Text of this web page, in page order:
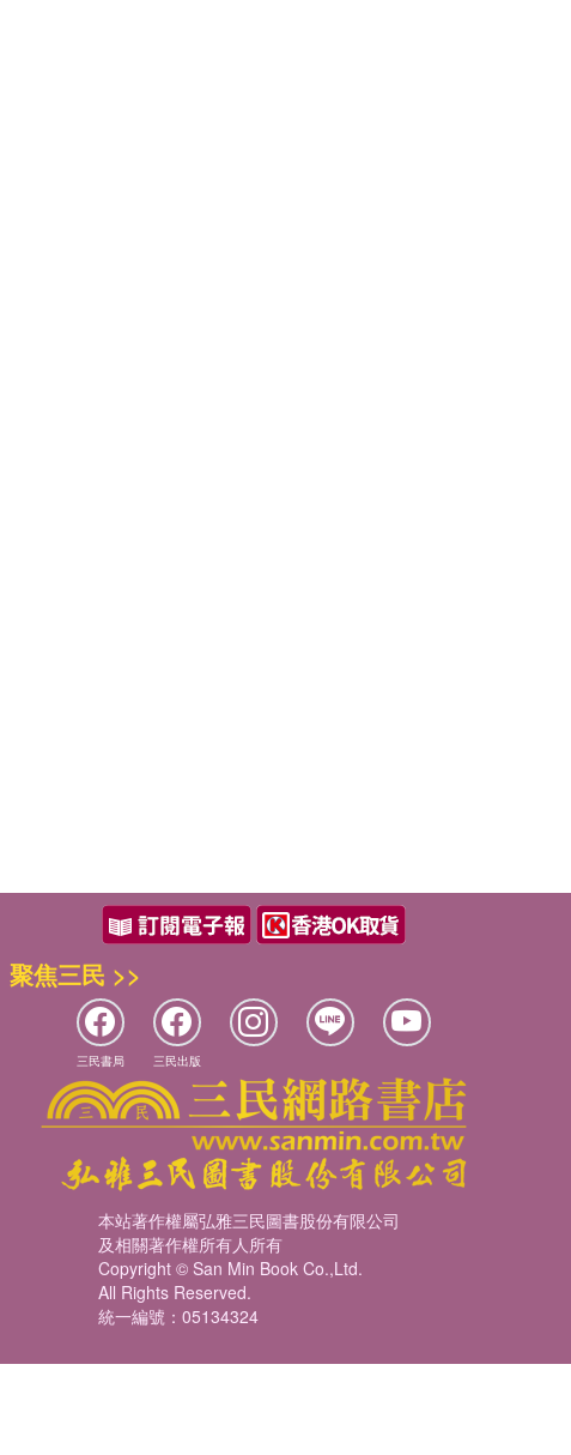
聚焦三民 >>
三民書局 三民出版
本站著作權屬弘雅三民圖書股份有限公司
及相關著作權所有人所有
Copyright © San Min Book Co.,Ltd.
All Rights Reserved.
統一編號：05134324